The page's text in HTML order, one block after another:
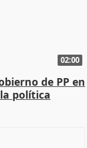
02:00
de PP en
política